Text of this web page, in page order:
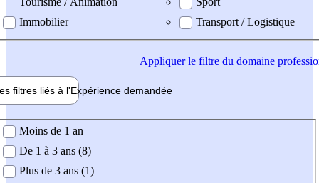
Immobilier
Transport / Logistique
Appliquerle filtre du domaine
filtres liés à l'Expérience demandée
demandée
Moins de 1 an
De 1 à 3 ans (8)
Plus de 3 ans (1)